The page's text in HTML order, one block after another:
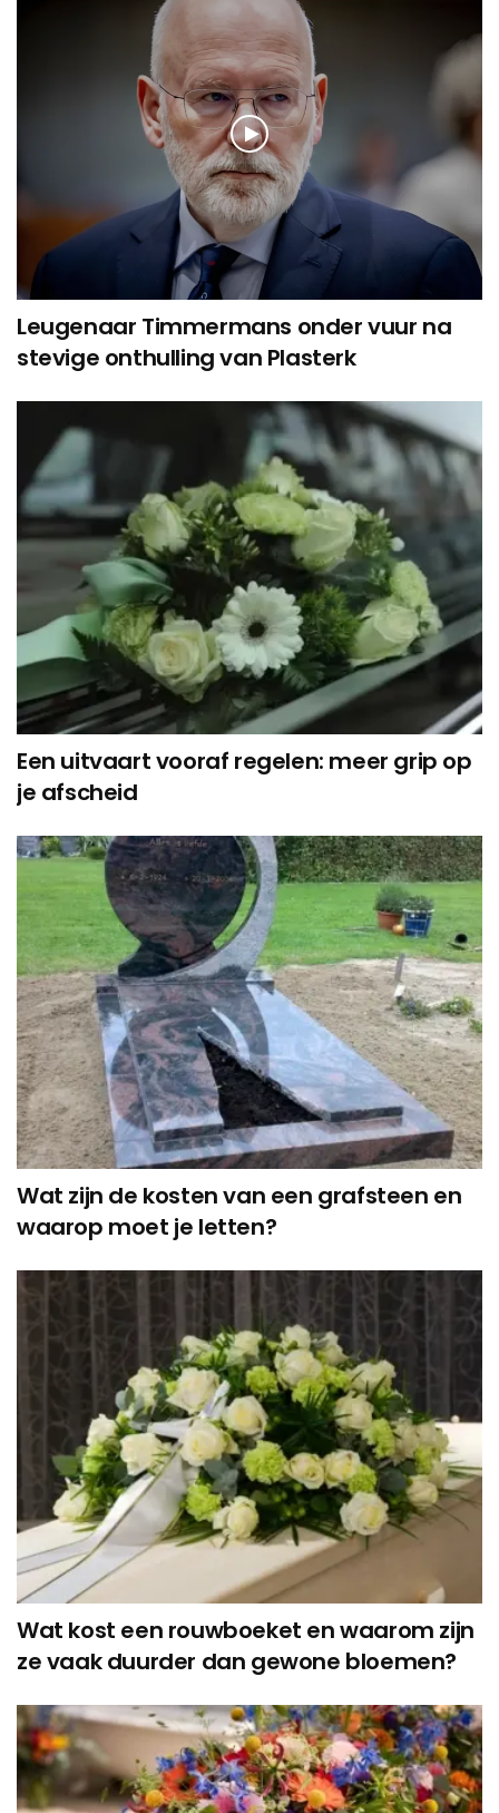
Leugenaar Timmermans onder vuur na
stevige onthulling van Plasterk
Een uitvaart vooraf regelen: meer grip op
je afscheid
Wat zijn de kosten van een grafsteen en
waarop moet je letten?
Wat kost een rouwboeket en waarom zijn
ze vaak duurder dan gewone bloemen?